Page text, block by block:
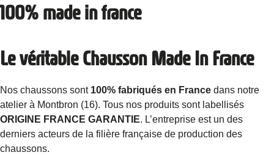
100% made in france
Le véritable Chausson Made In France
Nos chaussons sont 100% fabriqués en France dans notre
atelier à Montbron (16). Tous nos produits sont labellisés
ORIGINE FRANCE GARANTIE. L’entreprise est un des
derniers acteurs de la filière française de production des
chaussons.